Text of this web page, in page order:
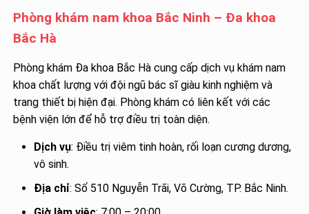
Phòng khám nam khoa Bắc Ninh – Đa khoa
Bắc Hà
Phòng khám Đa khoa Bắc Hà cung cấp dịch vụ khám nam
khoa chất lượng với đội ngũ bác sĩ giàu kinh nghiệm và
trang thiết bị hiện đại. Phòng khám có liên kết với các
bệnh viện lớn để hỗ trợ điều trị toàn diện.
Dịch vụ: Điều trị viêm tinh hoàn, rối loạn cương dương,
vô sinh.
Địa chỉ: Số 510 Nguyễn Trãi, Võ Cường, TP. Bắc Ninh.